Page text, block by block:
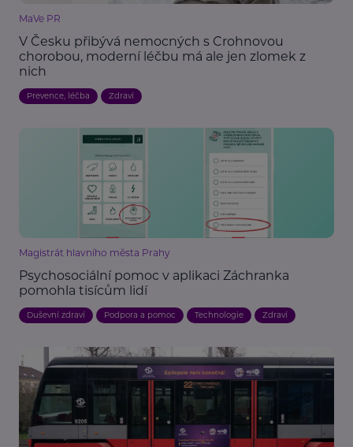
MaVe PR
V Česku přibývá nemocných s Crohnovou
chorobou, moderní léčbu má ale jen zlomek z
nich
Prevence, léčba Zdraví
Magistrát hlavního města Prahy
Psychosociální pomoc v aplikaci Záchranka
pomohla tisícům lidí
Duševní zdraví Podpora a pomoc Technologie Zdraví